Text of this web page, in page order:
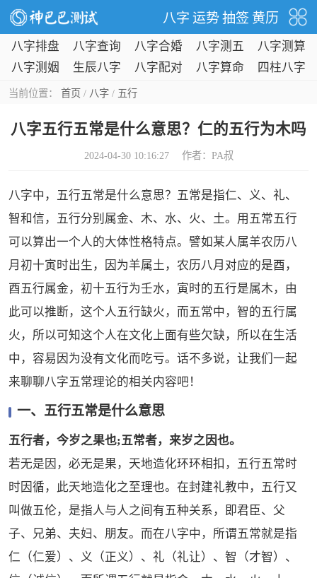
八字 运势 抽签 黄历
八字排盘 八字查询 八字合婚
八字测五
行
八字测算
八字测姻
生辰八字 八字配对 八字算命 四柱八字
当前位置： 首页 / 八字/ 五行
八字五行五常是什么意思？仁的五行为木吗
2024-04-30 10:16:27 作者： PA叔
八字中，五行五常是什么意思？五常是指仁、义、礼、
智和信，五行分别属金、木、水、火、土。用五常五行
可以算出一个人的大体性格特点。譬如某人属羊农历八
月初十寅时出生，因为羊属土，农历八月对应的是酉，
酉五行属金，初十五行为壬水，寅时的五行是属木，由
此可以推断，这个人五行缺火，而五常中，智的五行属
火，所以可知这个人在文化上面有些欠缺，所以在生活
中，容易因为没有文化而吃亏。话不多说，让我们一起
来聊聊八字五常理论的相关内容吧！
一、五行五常是什么意思
五行者，今岁之果也;五常者，来岁之因也。
若无是因，必无是果，天地造化环环相扣，五行五常时
时因循，此天地造化之至理也。在封建礼教中，五行又
叫做五伦，是指人与人之间有五种关系，即君臣、父
子、兄弟、夫妇、朋友。而在八字中，所谓五常就是指
仁（仁爱）、义（正义）、礼（礼让）、智（才智）、